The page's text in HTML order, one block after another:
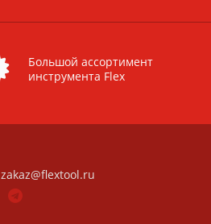
Большой ассортимент
инструмента Flex
zakaz@flextool.ru